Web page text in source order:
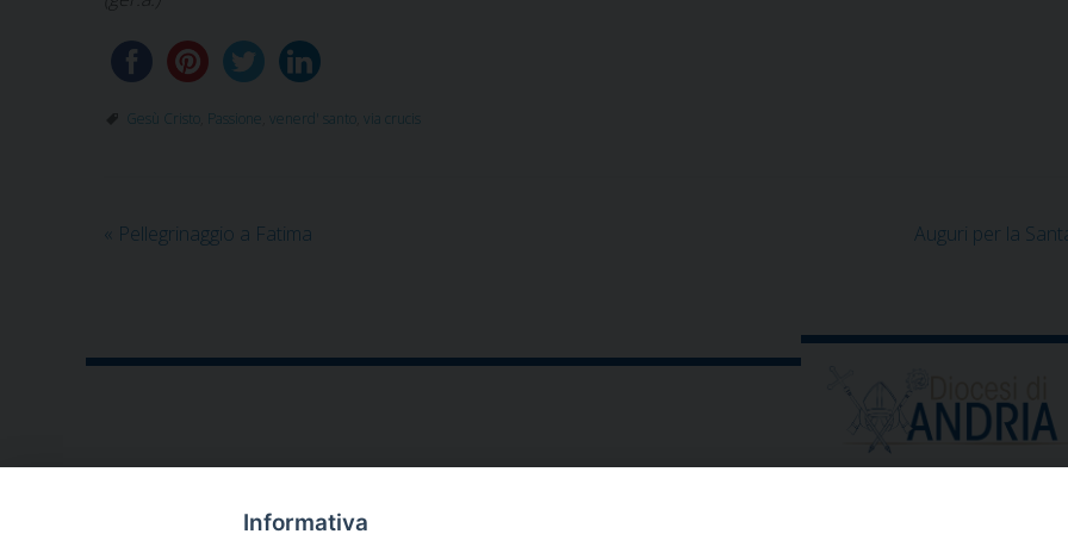
Gesù Cristo Passione venerd' santo via crucis
« Pellegrinaggio a Fatima Auguri per la
Informativa